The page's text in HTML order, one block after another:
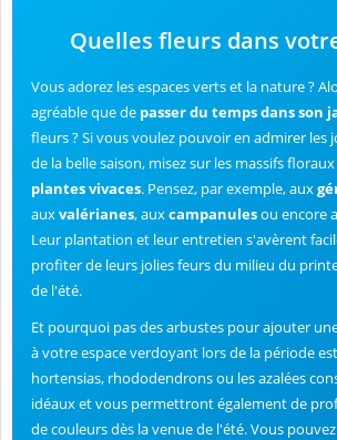
Quelles fleurs dans
Vous adorez les espaces verts et la nature ?
agréable que de passer du temps dans son
fleurs ? Si vous voulez pouvoir en admirer les
de la belle saison, misez sur les massifs
plantes vivaces. Pensez, par exemple, aux
auxvalérianes, auxcampanulesou encore
Leur plantation et leur entretien s'avèrent
profiter de leurs jolies feurs du milieu du
de l'été.
Et pourquoi pas des arbustes pour ajouter
à votre espace verdoyant lors de la période
hortensias, rhododendrons ou les azalées
idéaux et vous permettront également de
de couleurs dès la venue de l'été. Vous